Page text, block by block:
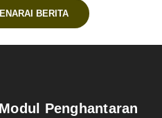
BERITA
Modul Penghantaran